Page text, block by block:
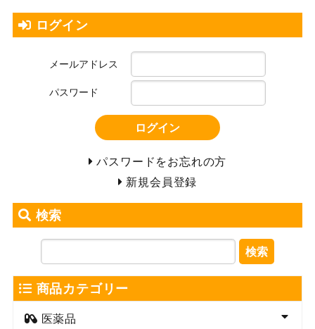
ログイン
メールアドレス
パスワード
ログイン
パスワードをお忘れの方
新規会員登録
検索
検索
商品カテゴリー
医薬品